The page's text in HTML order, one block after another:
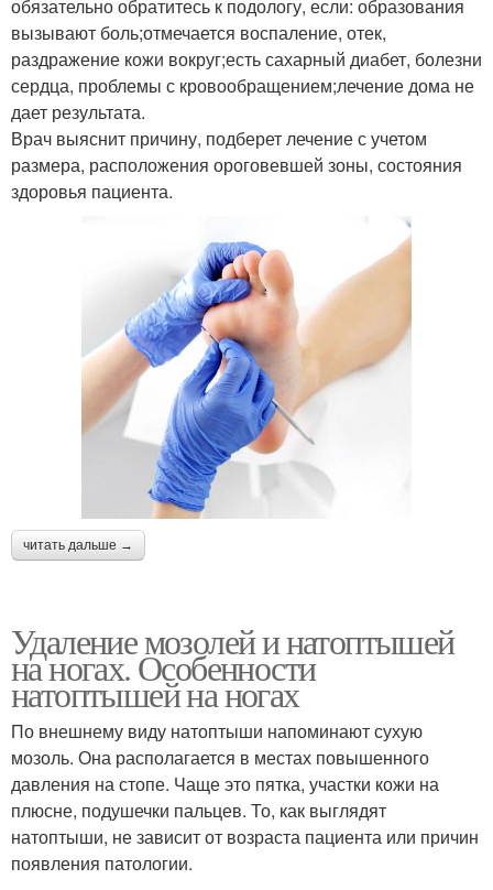
обязательно обратитесь к подологу, если: образования
вызывают боль;отмечается воспаление, отек,
раздражение кожи вокруг;есть сахарный диабет, болезни
сердца, проблемы с кровообращением;лечение дома не
дает результата.
Врач выяснит причину, подберет лечение с учетом
размера, расположения ороговевшей зоны, состояния
здоровья пациента.
читать дальше →
Удаление мозолей и натоптышей
на ногах. Особенности
натоптышей на ногах
По внешнему виду натоптыши напоминают сухую
мозоль. Она располагается в местах повышенного
давления на стопе. Чаще это пятка, участки кожи на
плюсне, подушечки пальцев. То, как выглядят
натоптыши, не зависит от возраста пациента или причин
появления патологии.